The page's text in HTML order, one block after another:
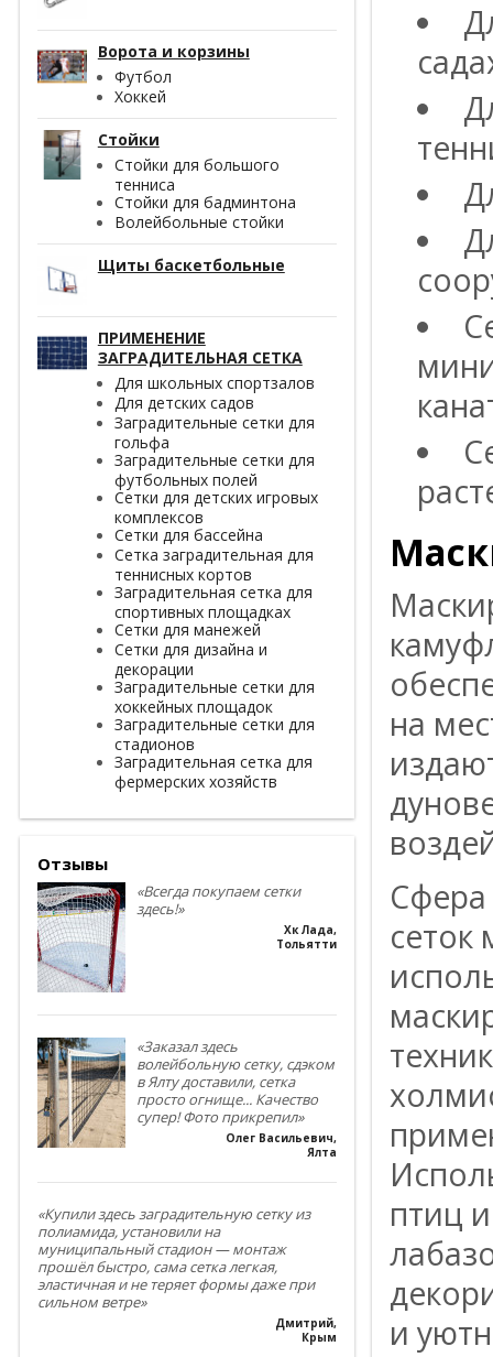
Ворота и корзины
Футбол
Хоккей
Стойки
Стойки для большого
тенниса
Стойки для бадминтона
Волейбольные стойки
Щиты баскетбольные
ПРИМЕНЕНИЕ
ЗАГРАДИТЕЛЬНАЯ СЕТКА
Для школьных спортзалов
Для детских садов
Заградительные сетки для
гольфа
Заградительные сетки для
футбольных полей
Сетки для детских игровых
комплексов
Сетки для бассейна
Сетка заградительная для
теннисных кортов
Заградительная сетка для
спортивных площадках
Сетки для манежей
Сетки для дизайна и
декорации
Заградительные сетки для
хоккейных площадок
Заградительные сетки для
стадионов
Заградительная сетка для
фермерских хозяйств
Отзывы
«Всегда покупаем сетки
здесь!»
Хк Лада,
Тольятти
«Заказал здесь
волейбольную сетку, сдэком
в Ялту доставили, сетка
просто огнище... Качество
супер! Фото прикрепил»
Олег Васильевич,
Ялта
«Купили здесь заградительную сетку из
полиамида, установили на
муниципальный стадион — монтаж
прошёл быстро, сама сетка легкая,
эластичная и не теряет формы даже при
сильном ветре»
Дмитрий,
Крым
на
птиц
и